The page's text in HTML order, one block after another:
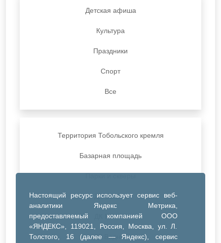
Настоящий ресурс использует сервис веб-
аналитики Яндекс Метрика,
предоставляемый компанией ООО
«ЯНДЕКС», 119021, Россия, Москва, ул. Л.
Толстого, 16 (далее — Яндекс), сервис
Детская афиша
Культура
Праздники
Спорт
Все
Территория Тобольского кремля
Базарная площадь
ДК Синтез
ДК Речник
ДК Водник